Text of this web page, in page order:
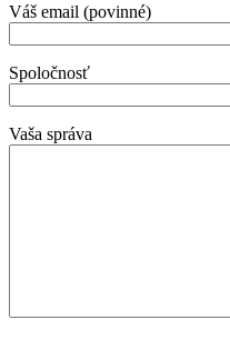
Váš email (povinné)
Spoločnosť
Vaša správa